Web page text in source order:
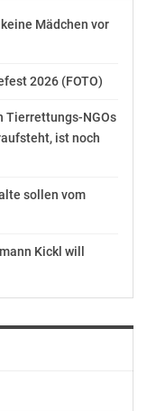
Mädchen vor
2026 (FOTO)
Tierrettungs-NGOs
ist noch
sollen vom
Kickl will